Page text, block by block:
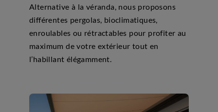
Alternative à la véranda, nous proposons
différentes pergolas, bioclimatiques,
enroulables ou rétractables pour profiter au
maximum de votre extérieur tout en
l’habillant élégamment.